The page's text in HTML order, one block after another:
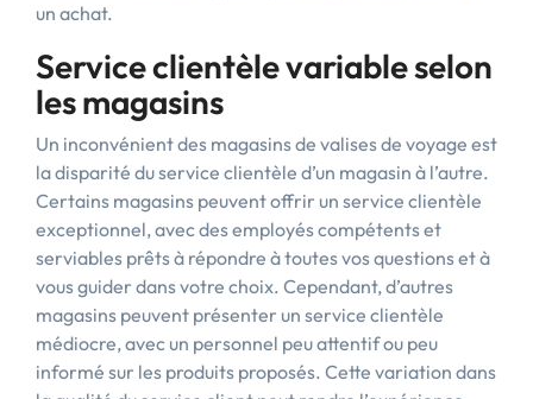
un achat.
Service clientèle variable selon
les magasins
Un inconvénient des magasins de valises de voyage est
la disparité du service clientèle d’un magasin à l’autre.
Certains magasins peuvent offrir un service clientèle
exceptionnel, avec des employés compétents et
serviables prêts à répondre à toutes vos questions et à
vous guider dans votre choix. Cependant, d’autres
magasins peuvent présenter un service clientèle
médiocre, avec un personnel peu attentif ou peu
informé sur les produits proposés. Cette variation dans